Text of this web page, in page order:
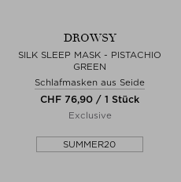
DROWSY
SILK SLEEP MASK - PISTACHIO
GREEN
Schlafmasken aus Seide
CHF 76,90 / 1 Stück
Exclusive
SUMMER20